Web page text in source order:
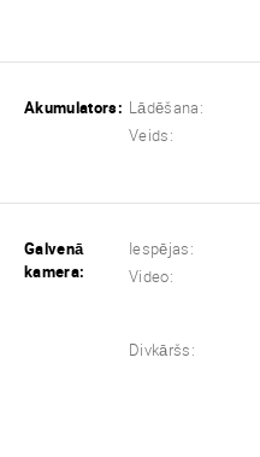
Akumulators: Lādēšana:
Veids:
Galvenā
kamera:
Iespējas:
Video:
Divkāršs: